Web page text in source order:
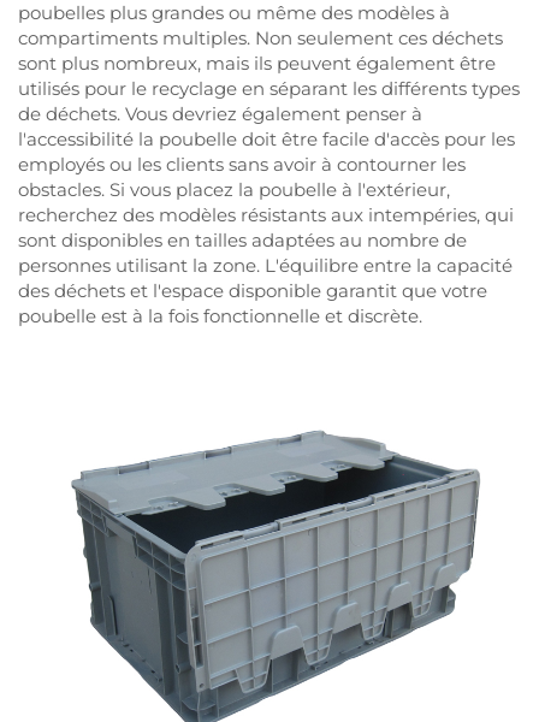
poubelles plus grandes ou même des modèles à
compartiments multiples. Non seulement ces déchets
sont plus nombreux, mais ils peuvent également être
utilisés pour le recyclage en séparant les différents types
de déchets. Vous devriez également penser à
l'accessibilité la poubelle doit être facile d'accès pour les
employés ou les clients sans avoir à contourner les
obstacles. Si vous placez la poubelle à l'extérieur,
recherchez des modèles résistants aux intempéries, qui
sont disponibles en tailles adaptées au nombre de
personnes utilisant la zone. L'équilibre entre la capacité
des déchets et l'espace disponible garantit que votre
poubelle est à la fois fonctionnelle et discrète.